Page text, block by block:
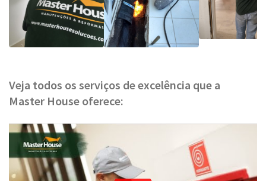
Veja todos os serviços de excelência que a
Master House oferece: